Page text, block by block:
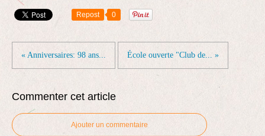
Repost 0
« Anniversaires: 98 ans... École ouverte "Club de... »
Commenter cet article
Ajouter un commentaire